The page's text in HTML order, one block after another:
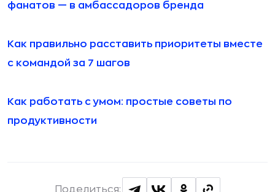
фанатов — в амбассадоров бренда
Как правильно расставить приоритеты вместе
с командой за 7 шагов
Как работать с умом: простые советы по
продуктивности
Поделиться: